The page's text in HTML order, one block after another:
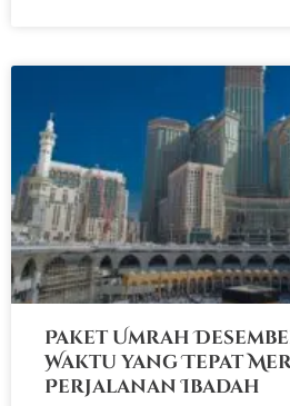
Paket Umrah
Waktu yang Tepat
Perjalanan Ibadah